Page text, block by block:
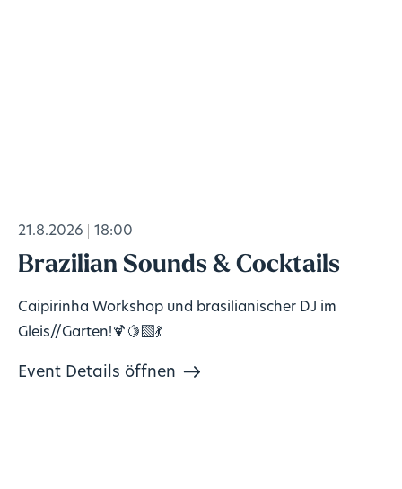
21.8.2026 18:00
Brazilian Sounds & Cocktails
Caipirinha Workshop und brasilianischer DJ im
Gleis//Garten!🍹🍋‍🟩💃
Event Details öffnen